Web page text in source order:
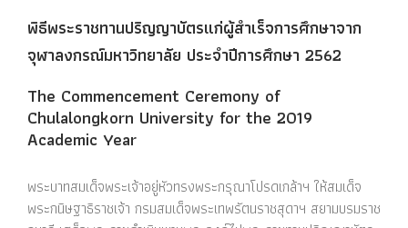
พิธีพระราชทานปริญญาบัตรแก่ผู้สำเร็จการศึกษาจาก
จุฬาลงกรณ์มหาวิทยาลัย ประจำปีการศึกษา 2562
The Commencement Ceremony of
Chulalongkorn University for the 2019
Academic Year
พระบาทสมเด็จพระเจ้าอยู่หัวทรงพระกรุณาโปรดเกล้าฯ ให้สมเด็จ
พระกนิษฐาธิราชเจ้า กรมสมเด็จพระเทพรัตนราชสุดาฯ สยามบรมราช